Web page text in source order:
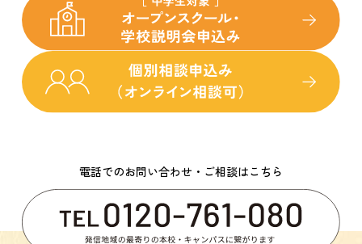
電話でのお問い合わせ・ご相談はこちら